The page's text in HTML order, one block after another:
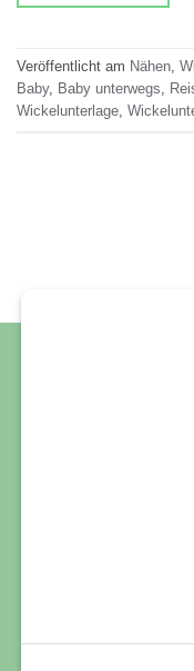
Veröffentlicht am Nähen,
Baby, Baby unterwegs,
Wickelunterlage,